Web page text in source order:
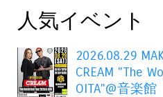
人気イベント
2026.08.29
CREAM "The
OITA"@音楽館